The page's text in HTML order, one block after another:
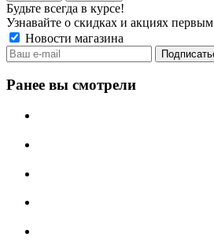
Будьте всегда в курсе!
Узнавайте о скидках и акциях первым
Новости магазина
Ранее вы смотрели